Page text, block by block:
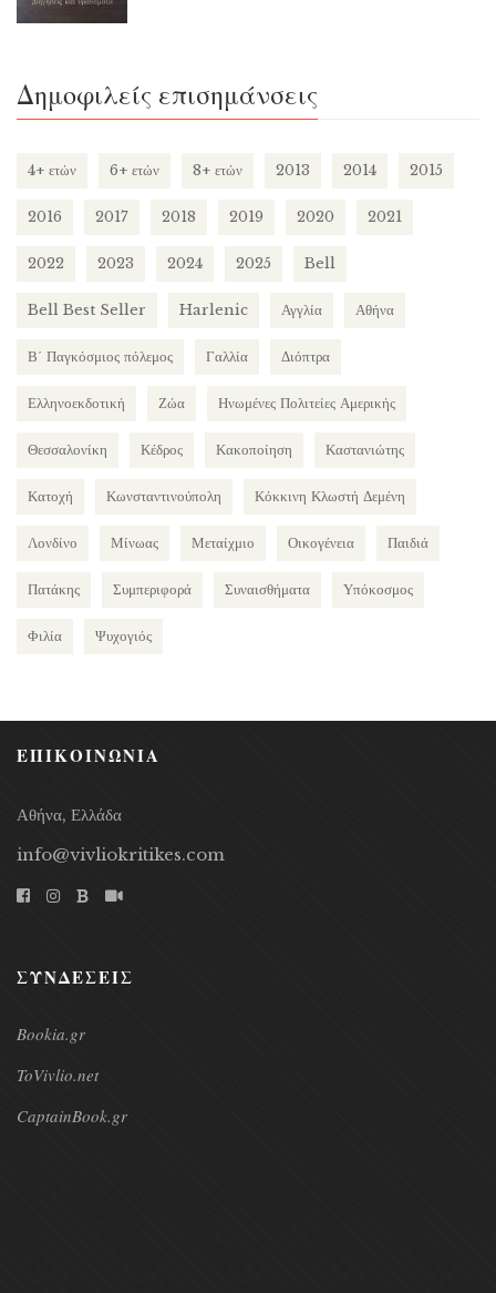
Δημοφιλείς επισημάνσεις
4+ ετών 6+ ετών 8+ ετών 2013 2014 2015
2016 2017 2018 2019 2020 2021
2022 2023 2024 2025 Bell
Bell Best Seller Harlenic Αγγλία Αθήνα
Β΄ Παγκόσμιος πόλεμος Γαλλία Διόπτρα
Ελληνοεκδοτική Ζώα Ηνωμένες Πολιτείες Αμερικής
Θεσσαλονίκη Κέδρος Κακοποίηση Καστανιώτης
Κατοχή Κωνσταντινούπολη Κόκκινη Κλωστή Δεμένη
Λονδίνο Μίνωας Μεταίχμιο Οικογένεια Παιδιά
Πατάκης Συμπεριφορά Συναισθήματα Υπόκοσμος
Φιλία Ψυχογιός
ΕΠΙΚΟΙΝΩΝΙΑ
Αθήνα, Ελλάδα
info@vivliokritikes.com
ΣΥΝΔΕΣΕΙΣ
Bookia.gr
ToVivlio.net
CaptainBook.gr